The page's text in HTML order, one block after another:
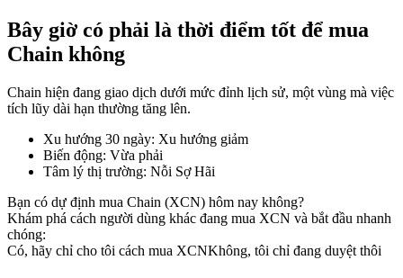
USDC Futures vĩnh cửu
Futures sử dụng USDC làm tài sản thế chấp
Bây giờ có phải là thời điểm tốt để mua
Chain không
Chain hiện đang giao dịch dưới mức đỉnh lịch sử, một vùng mà việc
tích lũy dài hạn thường tăng lên.
Xu hướng 30 ngày: Xu hướng giảm
Biến động: Vừa phải
Tâm lý thị trường: Nỗi Sợ Hãi
Bạn có dự định mua Chain (XCN) hôm nay không?
Khám phá cách người dùng khác đang mua XCN và bắt đầu nhanh
chóng:
Có, hãy chỉ cho tôi cách mua XCNKhông, tôi chỉ đang duyệt thôi